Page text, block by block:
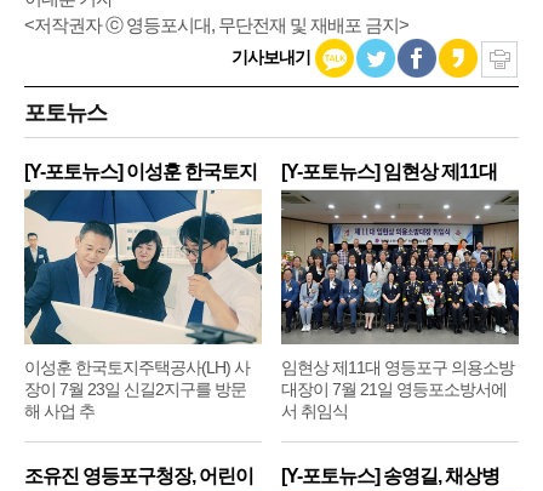
<저작권자 ⓒ 영등포시대, 무단전재 및 재배포 금지>
기사보내기
포토뉴스
[Y-포토뉴스] 이성훈 한국토지
주
이성훈 한국토지주택공사(LH) 사
장이 7월 23일 신길2지구를 방문
해 사업 추
[Y-포토뉴스] 임현상 제11대
영
임현상 제11대 영등포구 의용소방
대장이 7월 21일 영등포소방서에
서 취임식
조유진 영등포구청장, 어린이
[Y-포토뉴스] 송영길, 채상병